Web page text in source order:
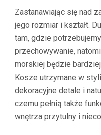
Zastanawiając się nad
jego rozmiar i kształt.
tam, gdzie
przechowywanie,
morskiej będzie
Kosze utrzymane w
dekoracyjne detale i
czemu pełnią także
wnętrza przytulny i